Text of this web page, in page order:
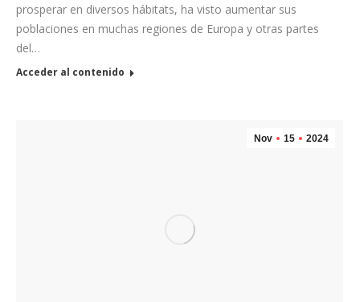
prosperar en diversos hábitats, ha visto aumentar sus
poblaciones en muchas regiones de Europa y otras partes
del…
Acceder al contenido
Nov 15 2024